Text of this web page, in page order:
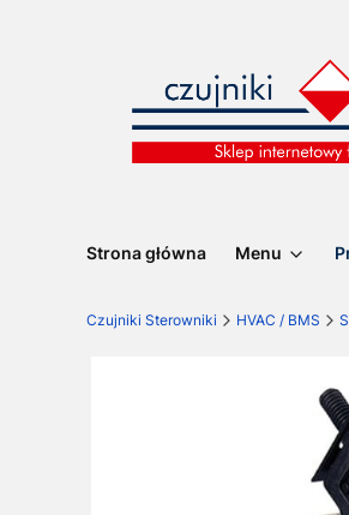
Strona główna Menu
Czujniki Sterowniki HVAC / BMS